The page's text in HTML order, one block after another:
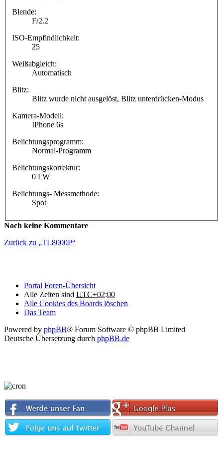
Blende:
F/2.2
ISO-Empfindlichkeit:
25
Weißabgleich:
Automatisch
Blitz:
Blitz wurde nicht ausgelöst, Blitz unterdrücken-Modus
Kamera-Modell:
IPhone 6s
Belichtungsprogramm:
Normal-Programm
Belichtungskorrektur:
0 LW
Belichtungs- Messmethode:
Spot
Noch keine Kommentare
Zurück zu „TL8000P“
Portal Foren-Übersicht
Alle Zeiten sind UTC+02:00
Alle Cookies des Boards löschen
Das Team
Powered by phpBB® Forum Software © phpBB Limited
Deutsche Übersetzung durch phpBB.de